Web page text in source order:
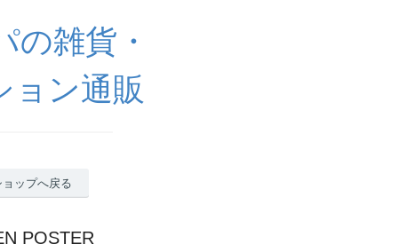
の雑貨・
ョン通販
ョップへ戻る
POSTER